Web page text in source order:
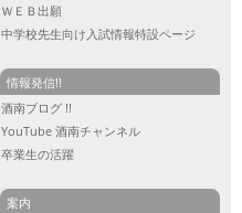
ＷＥＢ出願
中学校先生向け入試情報特設ページ
情報発信!!
酒南ブログ !!
YouTube 酒南チャンネル
卒業生の活躍
案内